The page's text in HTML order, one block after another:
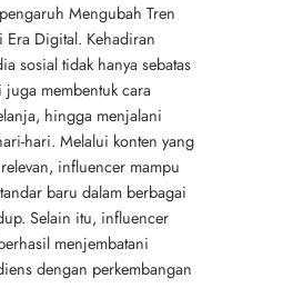
Mengubah Tren
Digital. Kehadiran
sosial tidak hanya sebatas
membentuk cara
hingga menjalani
hari. Melalui konten yang
influencer mampu
baru dalam berbagai
Selain itu, influencer
menjembatani
dengan perkembangan